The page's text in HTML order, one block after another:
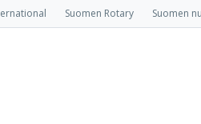
Suomen Rotary Suomen